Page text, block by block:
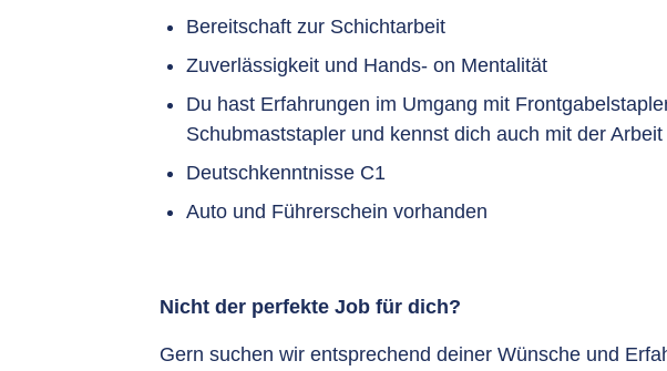
Bereitschaft zur Schichtarbeit
Zuverlässigkeit und Hands- on Mentalität
Du hast Erfahrungen im Umgang mit
Schubmaststapler und kennst dich auch mit der
Deutschkenntnisse C1
Auto und Führerschein vorhanden
Nicht der perfekte Job für dich?
Gern suchen wir entsprechend deiner Wünsche und